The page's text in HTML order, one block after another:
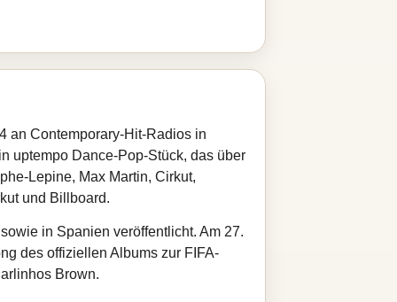
an Contemporary-Hit-Radios in
uptempo Dance-Pop-Stück, das über
Lepine, Max Martin, Cirkut,
und Billboard.
in Spanien veröffentlicht. Am 27.
des offiziellen Albums zur FIFA-
Brown.